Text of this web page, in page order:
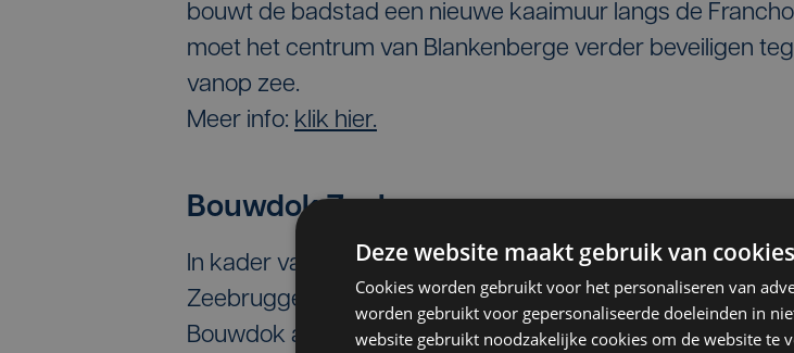
bouwt de badstad een nieuwe kaaimuur langs de
moet het centrum van Blankenberge verder beveiligen
vanop zee.
Meer info: klik hier.
Bouwdok Zeebrugge
In kader van de bouw van de Oosterweelverbinding in
Zeebrugge een belnagrijke rol. In de West-Vlaamse
Bouwdok acht tunnelelementen van 160 meter gebouwd.
Deze website maakt gebruik van
Cookies worden gebruikt voor het personaliseren van
worden gebruikt voor gepersonaliseerde doeleinden in
website gebruikt noodzakelijke cookies om de website te